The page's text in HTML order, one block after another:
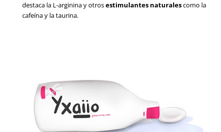
destaca la L-arginina y otrosestimulantes naturalescomo la
cafeína y la taurina.